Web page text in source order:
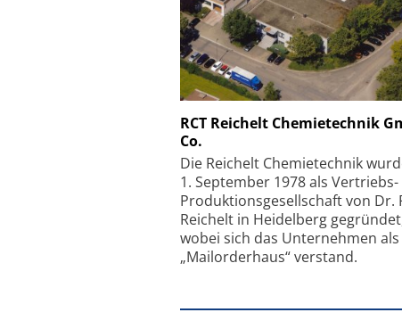
RCT Reichelt Chemietechnik
Co.
Die Reichelt Chemietechnik
1. September 1978 als
Produktionsgesellschaft von Dr.
Reichelt in Heidelberg
wobei sich das Unternehmen als
„Mailorderhaus“ verstand.
Schäfter + Kirchhoff